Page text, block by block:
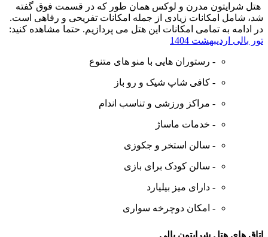
هتل شرایتون مدرن و لوکس همان طور که در قسمت فوق گفته
شد، شامل امکانات زیادی از جمله امکانات تفریحی و رفاهی است.
در ادامه به تمامی امکانات این هتل می پردازیم. حتما مشاهده کنید:
تور بالی اردیبهشت 1404
- رستوران هایی با منو های متنوع
- کافی شاپ شیک و رو باز
- مراکز ورزشی و تناسب اندام
- خدمات ماساژ
- سالن استخر و جکوزی
- سالن کودک برای بازی
- دارای میز بیلیارد
- امکان دوچرخه سواری
اتاق های هتل شرایتون بالی